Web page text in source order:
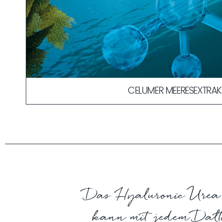
CELUMER
besten maritimen Wirkstoffe in einem einzigartigen
Aufbauend auf unserer langjährigen Erfahrung im
neuesten wissenschaftlichen Erkenntnissen haben wir
Celumer neu erschaffen – mit beeindruckenden
Meeresextrakt aus sechs interaktiven Wirkstoffen zur
UREA
Hermann Boerhaave im Urin entdeckt. Die erste
Aufklärung der atomaren Zusammensetzung
Chemiker Friedrich Wöhler. So widerlegte er die
organische Stoffe grundsätzlich nur von Lebewesen
ist Urea ein sehr bedeutender Stoff in der
Das Hyaluronic
kann mit jedem